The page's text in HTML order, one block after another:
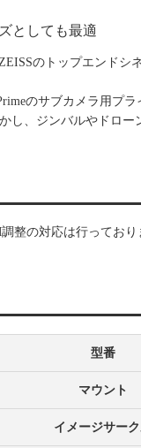
としても最適
のトップエンド
のサブカメラ用プ
し、ジンバルやドロー
整の対応は行っており
型番
マウント
イメージサー